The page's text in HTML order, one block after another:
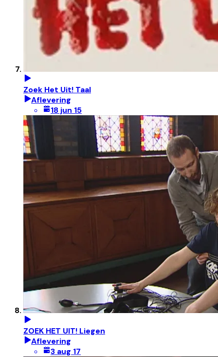
Zoek Het Uit! Taal
Aflevering
18 jun 15
ZOEK HET UIT! Liegen
Aflevering
3 aug 17